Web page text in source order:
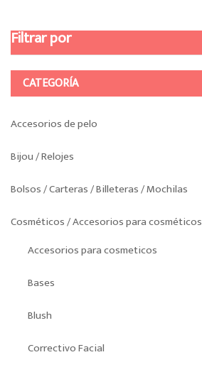
variantes.
pueden
producto
Filtrar por
CATEGORÍA
Accesorios de pelo
Bijou / Relojes
Bolsos / Carteras / Billeteras / Mochilas
Cosméticos / Accesorios para cosméticos
Accesorios para cosmeticos
Bases
Blush
Correctivo Facial